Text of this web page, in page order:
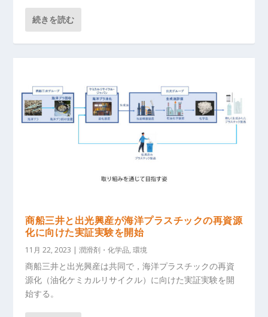
続きを読む
商船三井と出光興産が海洋プラスチックの再資源
化に向けた実証実験を開始
11月 22, 2023 |潤滑剤・化学品,環境
商船三井と出光興産は共同で，海洋プラスチックの再資
源化（油化ケミカルリサイクル）に向けた実証実験を開
始する。